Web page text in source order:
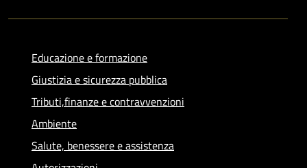
Educazione e formazione
Giustizia e sicurezza pubblica
Tributi,finanze e contravvenzioni
Ambiente
Salute, benessere e assistenza